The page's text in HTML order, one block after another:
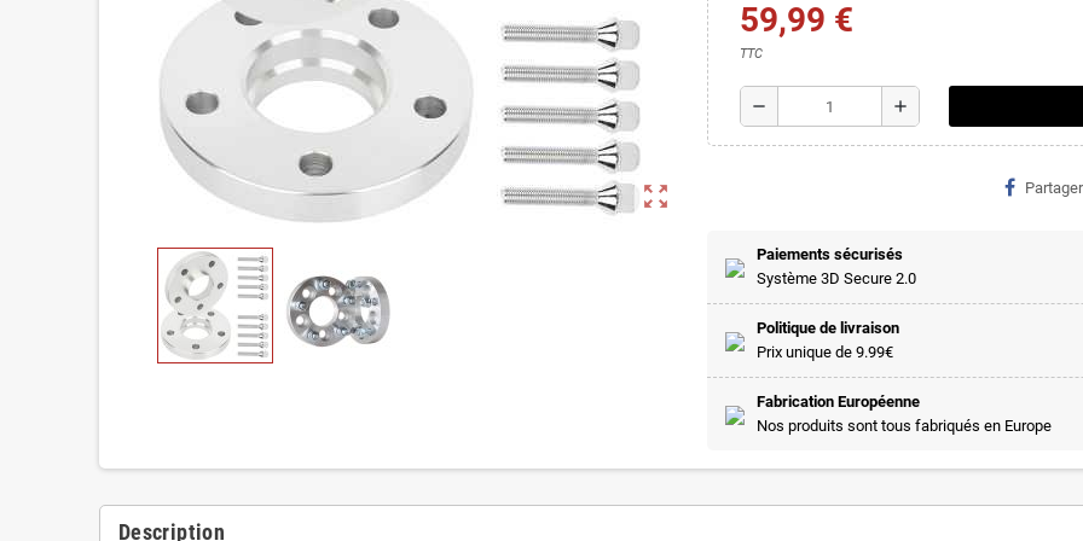
zoom_out_map
59,99 €
TTC
remove add
Partager
Paiements sécurisés
Système 3D Secure 2.0
Politique de livraison
Prix unique de 9.99€
Fabrication Européenne
Nos produits sont tous fabriqués en Europe
Description